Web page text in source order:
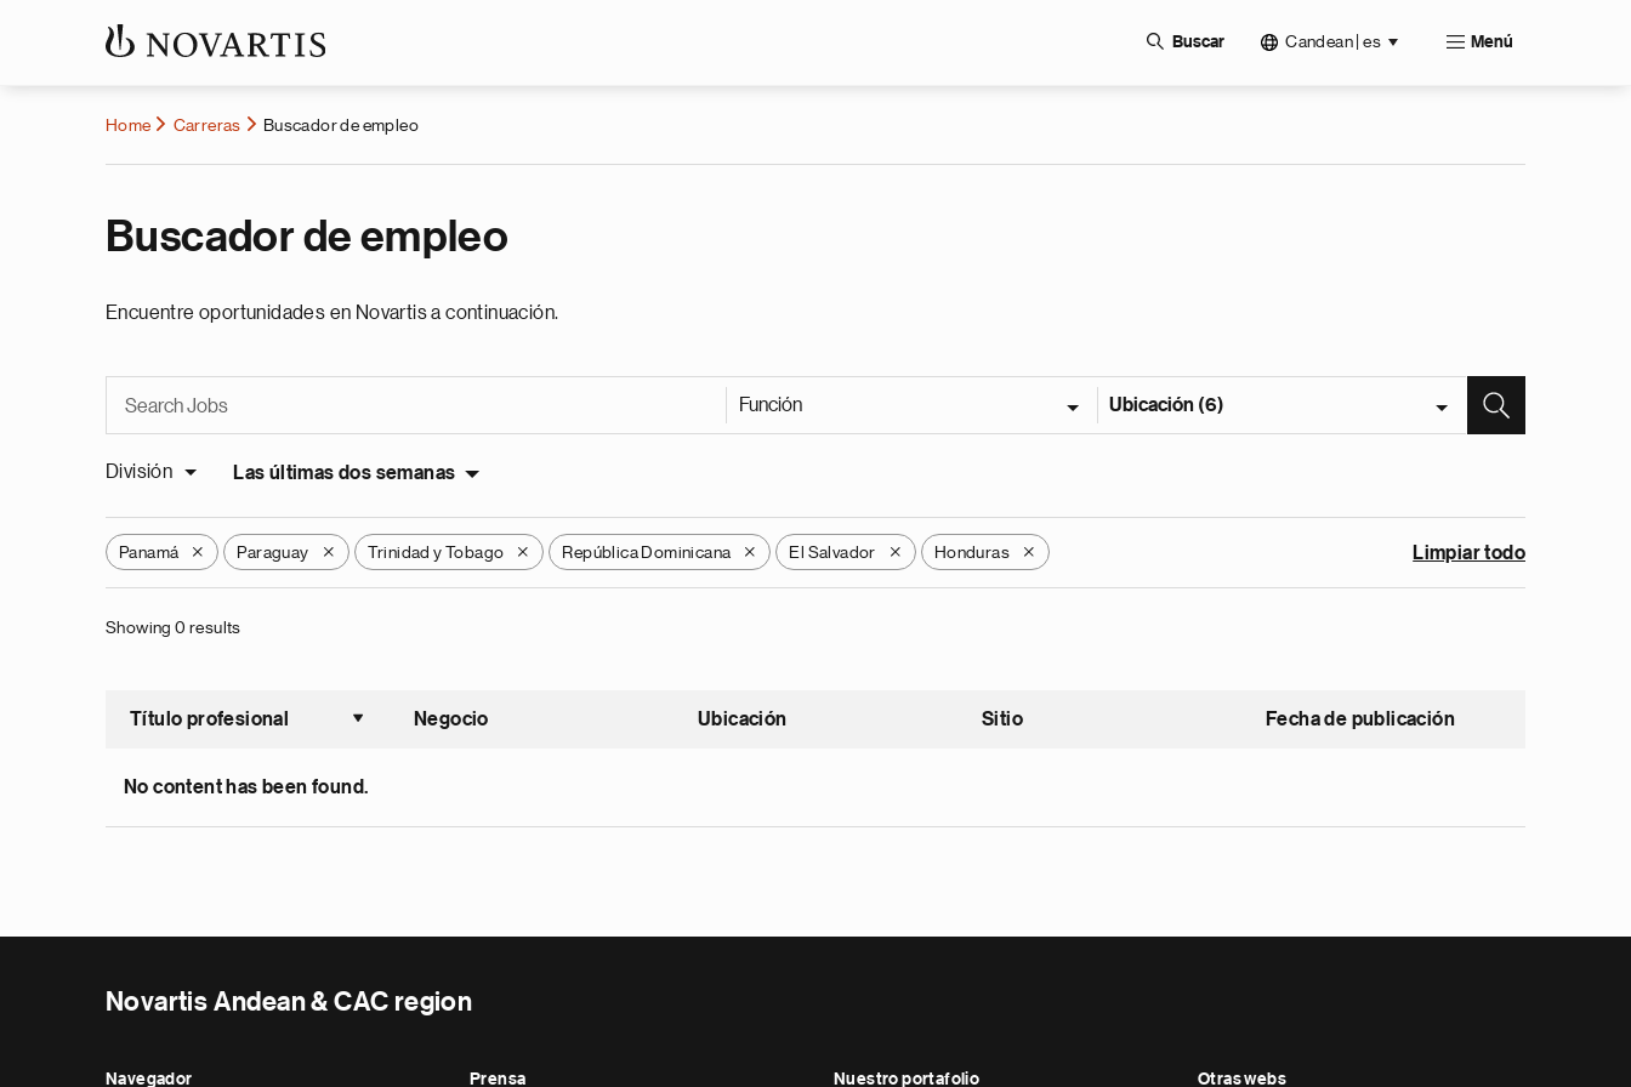
Buscar Candean | es Menú
Home Carreras Buscador de empleo
Buscador de empleo
Encuentre oportunidades en Novartis a continuación.
Función Ubicación (6)
División Las últimas dos semanas
Panamá X Paraguay X Trinidad y Tobago X República Dominicana X El Salvador X Honduras X Limpiar todo
Showing 0 results
Título profesional
Ordenar ascendente
Negocio Ubicación Sitio Fecha de publicación
No content has been found.
Novartis Andean & CAC region
Navegador Prensa Nuestro portafolio Otras webs